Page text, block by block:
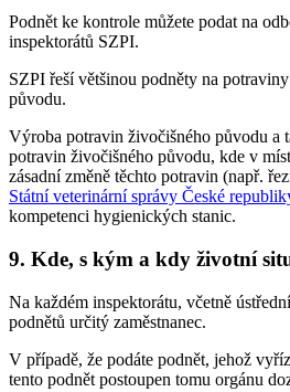
Podnět ke kontrole můžete podat na
inspektorátů SZPI.
SZPI řeší většinou podněty na
původu.
Výroba potravin živočišného původu a
potravin živočišného původu, kde v
zásadní změně těchto potravin (např.
Státní veterinární správy České
kompetenci hygienických stanic.
9. Kde, s kým a kdy životní
Na každém inspektorátu, včetně
podnětů určitý zaměstnanec.
V případě, že podáte podnět, jehož
tento podnět postoupen tomu orgánu